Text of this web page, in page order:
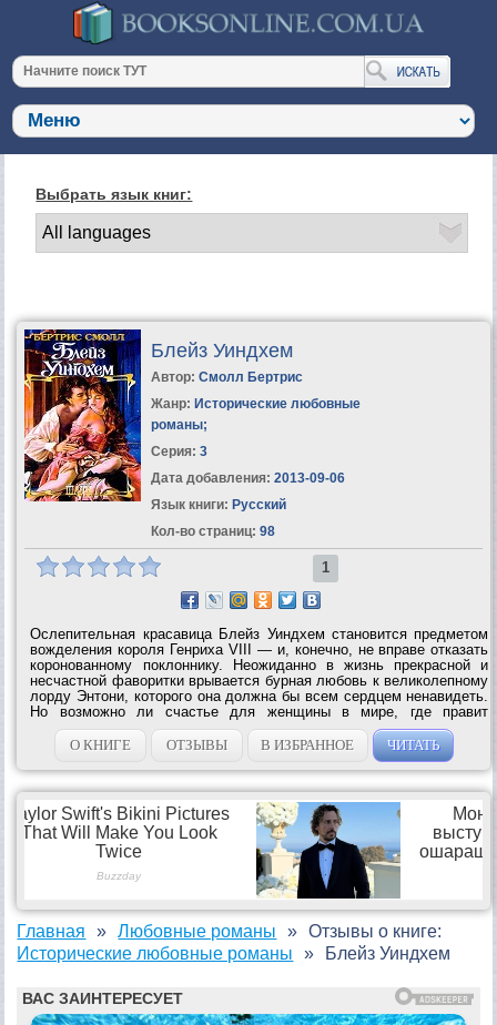
Выбрать язык книг:
Блейз Уиндхем
Автор: Смолл Бертрис
Жанр: Исторические любовные
романы;
Серия: 3
Дата добавления: 2013-09-06
Язык книги: Русский
Кол-во страниц: 98
1
Ослепительная красавица Блейз Уиндхем становится предметом
вожделения короля Генриха VIII — и, конечно, не вправе отказать
коронованному поклоннику. Неожиданно в жизнь прекрасной и
несчастной фаворитки врывается бурная любовь к великолепному
лорду Энтони, которого она должна бы всем сердцем ненавидеть.
Но возможно ли счастье для женщины в мире, где правит
жестокость и плетутся изощренные...
О КНИГЕ
ОТЗЫВЫ В ИЗБРАННОЕ ЧИТАТЬ
Главная
Любовные романы
Исторические любовные романы
Отзывы о книге:
Блейз Уиндхем